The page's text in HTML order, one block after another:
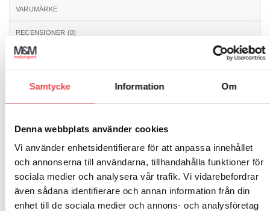
Samtycke Information Om
Denna webbplats använder cookies
Vi använder enhetsidentifierare för att anpassa innehållet
och annonserna till användarna, tillhandahålla funktioner för
sociala medier och analysera vår trafik. Vi vidarebefordrar
även sådana identifierare och annan information från din
enhet till de sociala medier och annons- och analysföretag
VARUMÄRKE
RECENSIONER (0)
Powerflex polyuretanbussningar, främre nedre
bärarmsbussning. Åtgång 2 st/bil. Schemanummer 1. Säljs
i en förpackning innehållande 2 styck bussningar.
Porsche Cayenne E1 9PA (2002-2010)
Porsche Cayenne E2 92A (2011-2017)